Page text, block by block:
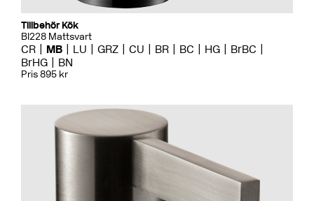
Tillbehör Kök
BI228 Mattsvart
CR MB LU GRZ CU BR BC HG
BrBC
BrHG
BN
Pris 895 kr